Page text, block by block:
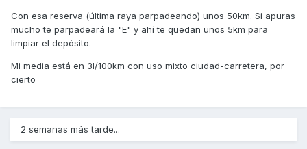
Un Saludo
Con esa reserva (última raya parpadeando) unos 50km. Si apuras
mucho te parpadeará la "E" y ahí te quedan unos 5km para
limpiar el depósito.
Mi media está en 3l/100km con uso mixto ciudad-carretera, por
cierto
2 semanas más tarde...